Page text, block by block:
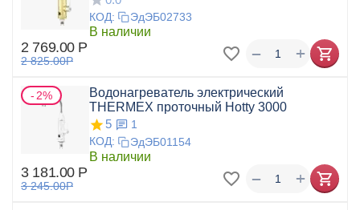
КОД: ЭдЭБ02733
В наличии
2 769.00 Р
2 825.00Р +
−
2%
Водонагреватель электрический
THERMEX проточный Hotty 3000
5
1
КОД:
ЭдЭБ01154
В наличии
3 181.00 Р
3 245.00Р +
−